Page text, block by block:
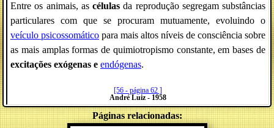
Entre os animais, as células da reprodução segregam substâncias
particulares com que se procuram mutuamente, evoluindo o
veículo psicossomático para mais altos níveis de consciência sobre
as mais amplas formas de quimiotropismo constante, em bases de
excitações exógenas e endógenas.
[56 - página 62 ]
André Luiz - 1958
Páginas relacionadas: